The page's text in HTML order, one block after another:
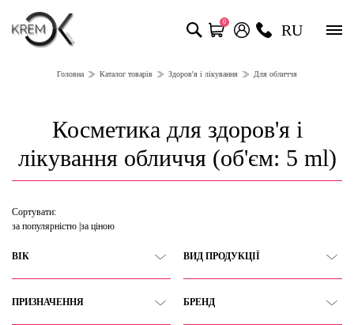
0 RU
Головна Каталог товарів Здоров'я і лікування Для обличчя
Косметика для здоров'я і
лікування обличчя (об'єм: 5 ml)
Сортувати:
за популярністю за ціною
ВІК ВИД ПРОДУКЦІЇ
ПРИЗНАЧЕННЯ БРЕНД